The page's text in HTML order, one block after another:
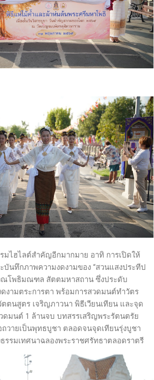
มไฮไลต์สำคัญอีกมากมาย อาทิ การเปิดให้
นทึกภาพความงดงามของ “สวนแสงประทีป
ณโพธิมณฑล สัตตมหาสถาน ซึ่งประดับ
งามตระการตา พร้อมการสวดมนต์ทำวัตร
ตนสูตร เจริญภาวนา พิธีเวียนเทียน และจุด
ดมนต์ 1 ล้านจบ บทสรรเสริญพระรัตนตรัย
วายเป็นพุทธบูชา ตลอดจนจุดเทียนรุ่งบูชา
รรมเทศนาฉลองพระราชศรัทธาตลอดราตรี